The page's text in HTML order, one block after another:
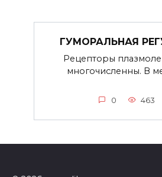
ГУМОРАЛЬНАЯ
Рецепторы
многочисленны. В
0 463